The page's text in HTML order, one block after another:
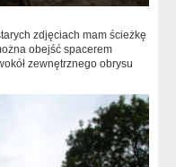
zdjęciach mam ścieżkę
obejść spacerem
zewnętrznego obrysu